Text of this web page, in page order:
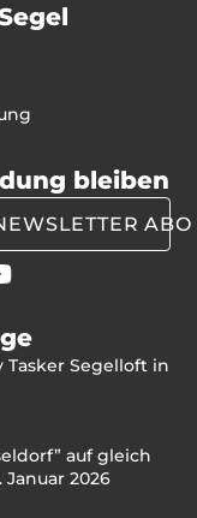
bleiben
ABO
Segelloft in
auf gleich
Januar 2026